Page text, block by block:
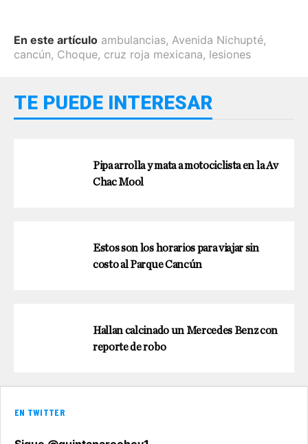
En este artículo ambulancias, Avenida Nichupté,
cancún, Choque, cruz roja mexicana, lesiones
TE PUEDE INTERESAR
Pipa arrolla y mata a motociclista en la Av
Chac Mool
Estos son los horarios para viajar sin
costo al Parque Cancún
Hallan calcinado un Mercedes Benz con
reporte de robo
EN TWITTER